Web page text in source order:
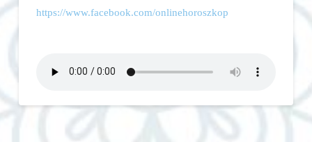
https://www.facebook.com/onlinehoroszkop